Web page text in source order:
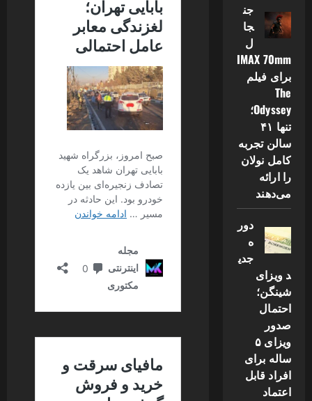
جن
جا
ل
IMAX 70mm
برای فیلم
The
Odyssey؛
تنها ۴۱
سالن تجربه
کامل نولان
را ارائه
می‌دهند
دور
ه
جدی
د ویزای
شینگن؛
احتمال
صدور
ویزای ۵
ساله برای
افراد قابل
اعتماد